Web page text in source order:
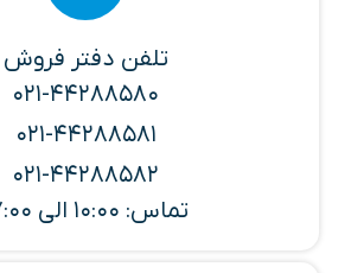
تلفن دفتر فروش
021-44288580
021-44288581
021-44288582
تماس: 10:00 الی 17:00